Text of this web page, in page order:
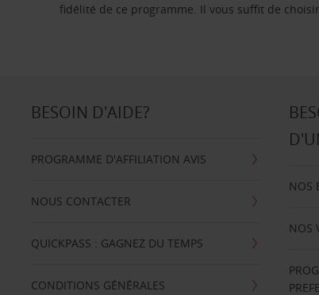
fidélité de ce programme. Il vous suffit de
BESOIN D'AIDE?
PROGRAMME D'AFFILIATION AVIS
NOUS CONTACTER
QUICKPASS : GAGNEZ DU TEMPS
CONDITIONS GÉNÉRALES
NOS
NOS